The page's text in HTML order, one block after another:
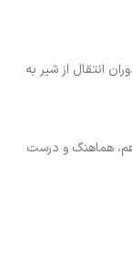
انتقال از شیر به
هم، هماهنگ و درست